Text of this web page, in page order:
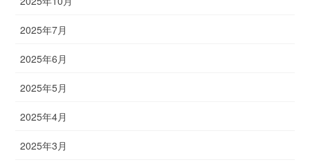
2025年7月
2025年6月
2025年5月
2025年4月
2025年3月